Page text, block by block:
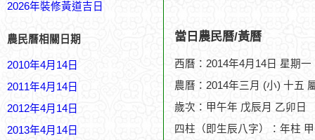
2026年裝修黃道吉日
農民曆相關日期
2010年4月14日
2011年4月14日
2012年4月14日
2013年4月14日
當日農民曆/黃曆
西曆：2014年4月14日 星期一
農曆：2014年三月 (小) 十五
歲次：甲午年 戊辰月 乙卯日
四柱（即生辰八字）：年柱